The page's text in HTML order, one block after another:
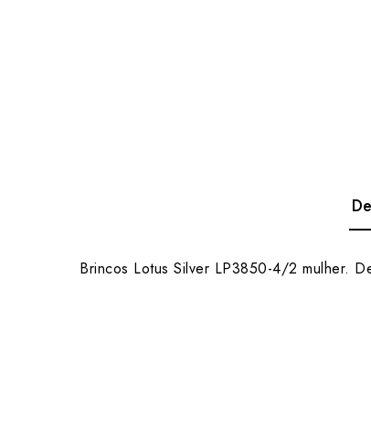
Brincos Lotus Silver LP3850-4/2 mulher.